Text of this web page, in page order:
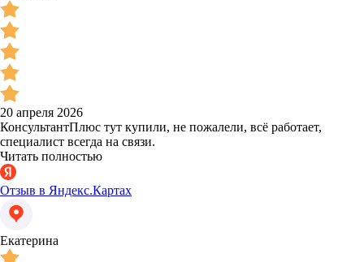
20 апреля 2026
КонсультантПлюс тут купили, не пожалели, всё работает,
специалист всегда на связи.
Читать полностью
Отзыв в Яндекс.Картах
Екатерина